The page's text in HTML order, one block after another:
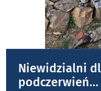
Niewidzialni
podczerwień...